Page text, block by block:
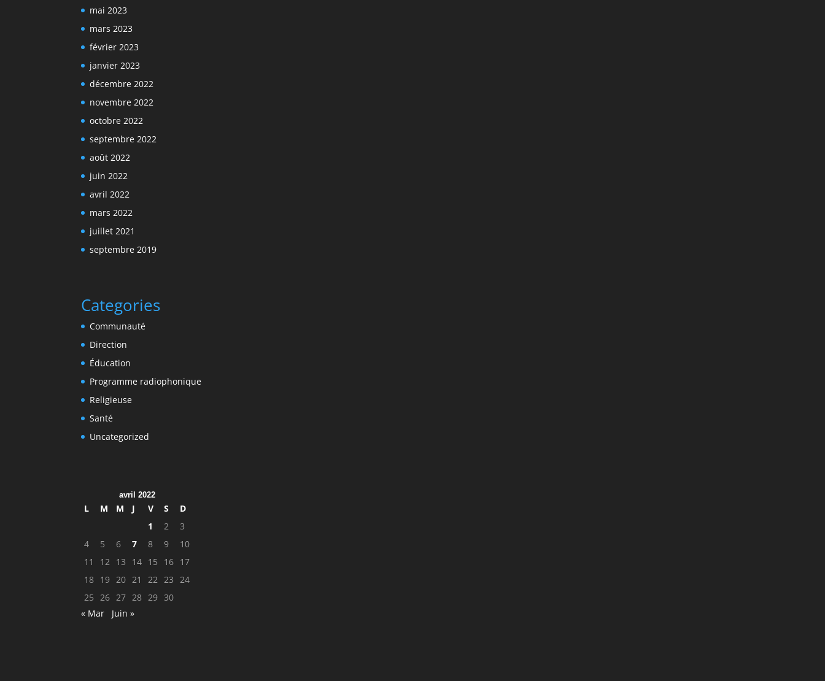
mai 2023
mars 2023
février 2023
janvier 2023
décembre 2022
novembre 2022
octobre 2022
septembre 2022
août 2022
juin 2022
avril 2022
mars 2022
juillet 2021
septembre 2019
Categories
Communauté
Direction
Éducation
Programme radiophonique
Religieuse
Santé
Uncategorized
avril 2022
L M M J V S
D
1
2
3
4
5 6 7 8 9
10
11
12 13 14 15 16 17
18 19 20 21 22 23 24
25 26 27 28 29 30
« Mar
Juin »